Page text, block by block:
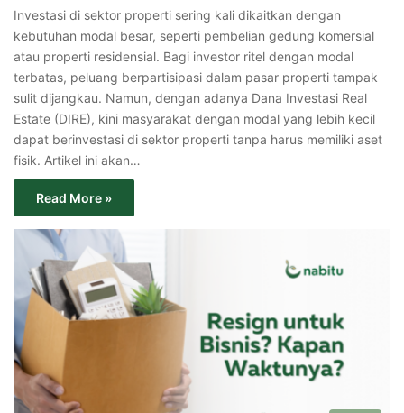
Investasi di sektor properti sering kali dikaitkan dengan
kebutuhan modal besar, seperti pembelian gedung komersial
atau properti residensial. Bagi investor ritel dengan modal
terbatas, peluang berpartisipasi dalam pasar properti tampak
sulit dijangkau. Namun, dengan adanya Dana Investasi Real
Estate (DIRE), kini masyarakat dengan modal yang lebih kecil
dapat berinvestasi di sektor properti tanpa harus memiliki aset
fisik. Artikel ini akan…
Read More »